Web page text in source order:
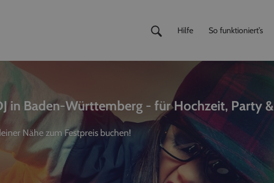
Hilfe So funktioniert’s
in Baden-Württemberg - für Hochzeit, Party &
Nähe zum Festpreis buchen!